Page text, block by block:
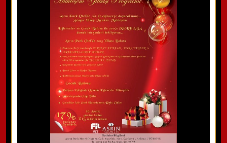
Hemen Arayın
Detaylı Bilgi Alın